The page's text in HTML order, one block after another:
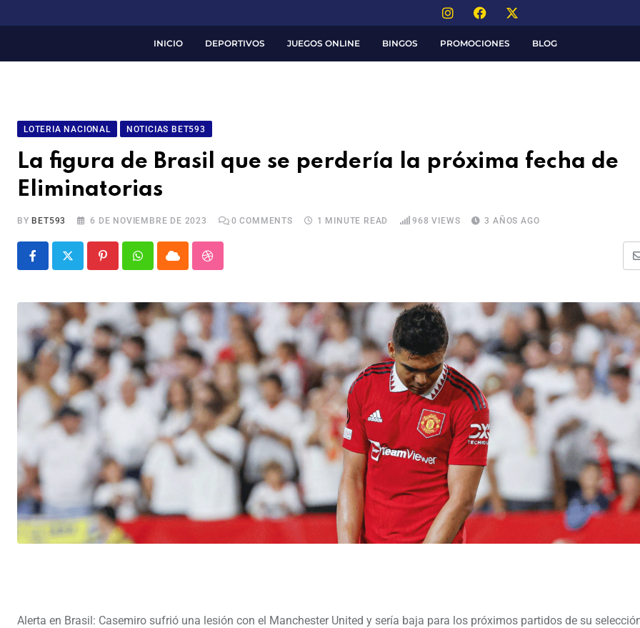
INICIO DEPORTIVOS JUEGOS ONLINE BINGOS PROMOCIONES BLOG
LOTERIA NACIONAL NOTICIAS BET593
La figura de Brasil que se perdería la próxima fecha de
Eliminatorias
BY BET593 6 DE NOVIEMBRE DE 2023 0 COMMENTS 1 MINUTE READ 968 VIEWS 3 AÑOS AGO
Alerta en Brasil: Casemiro sufrió una lesión con el Manchester United y sería baja para los próximos partidos de su